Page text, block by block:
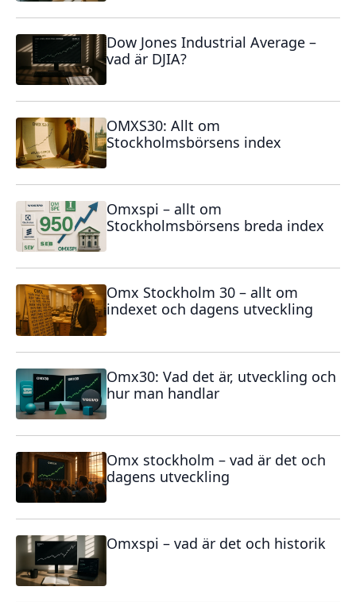
Dow Jones Industrial Average –
vad är DJIA?
OMXS30: Allt om
Stockholmsbörsens index
Omxspi – allt om
Stockholmsbörsens breda index
Omx Stockholm 30 – allt om
indexet och dagens utveckling
Omx30: Vad det är, utveckling och
hur man handlar
Omx stockholm – vad är det och
dagens utveckling
Omxspi – vad är det och historik